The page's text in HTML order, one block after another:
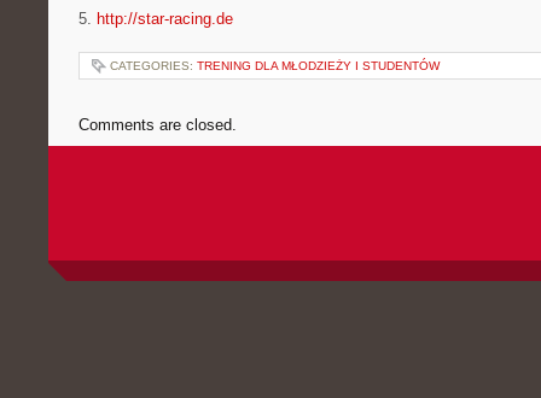
5. http://star-racing.de
CATEGORIES: TRENING DLA MŁODZIEŻY I STUDENTÓW
Comments are closed.